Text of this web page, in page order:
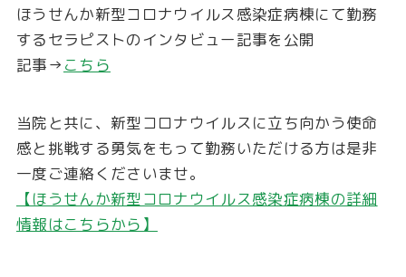
ほうせんか新型コロナウイルス感染症病棟にて勤務
するセラピストのインタビュー記事を公開
記事→ こちら
当院と共に、新型コロナウイルスに立ち向かう使命
感と挑戦する勇気をもって勤務いただける方は是非
一度ご連絡くださいませ。
【ほうせんか新型コロナウイルス感染症病棟の詳細
情報はこちらから】